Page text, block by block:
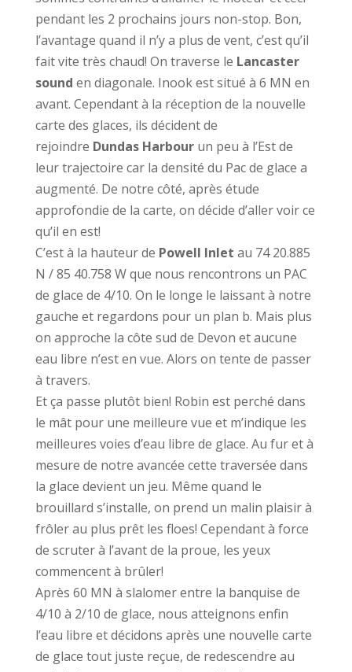
pendant les 2 prochains jours non-stop. Bon,
l’avantage quand il n’y a plus de vent, c’est qu’il
fait vite très chaud! On traverse le Lancaster
sound en diagonale. Inook est situé à 6 MN en
avant. Cependant à la réception de la nouvelle
carte des glaces, ils décident de
rejoindre DundasHarbourun peu à l’Est de
leur trajectoire car la densité du Pac de glace a
augmenté. De notre côté, après étude
approfondie de la carte, on décide d’aller voir ce
qu’il en est!
C’est à la hauteur de Powell Inlet au 74 20.885
N / 85 40.758 W que nous rencontrons un PAC
de glace de 4/10. On le longe le laissant à notre
gauche et regardons pour un plan b. Mais plus
on approche la côte sud de Devon et aucune
eau libre n’est en vue. Alors on tente de passer
à travers.
Et ça passe plutôt bien! Robin est perché dans
le mât pour une meilleure vue et m’indique les
meilleures voies d’eau libre de glace. Au fur et à
mesure de notre avancée cette traversée dans
la glace devient un jeu. Même quand le
brouillard s’installe, on prend un malin plaisir à
frôler au plus prêt les floes! Cependant à force
de scruter à l’avant de la proue, les yeux
commencent à brûler!
Après 60 MN à slalomer entre la banquise de
4/10 à 2/10 de glace, nous atteignons enfin
l’eau libre et décidons après une nouvelle carte
de glace tout juste reçue, de redescendre au